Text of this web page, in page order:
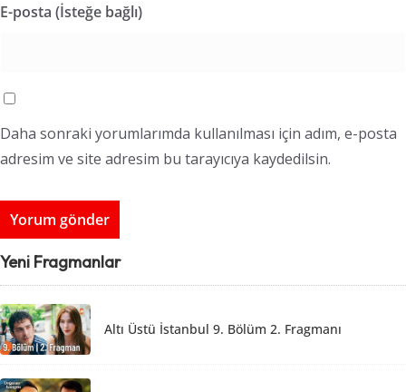
E-posta (İsteğe bağlı)
Daha sonraki yorumlarımda kullanılması için adım, e-posta
adresim ve site adresim bu tarayıcıya kaydedilsin.
Yeni Fragmanlar
Altı Üstü İstanbul 9. Bölüm 2. Fragmanı